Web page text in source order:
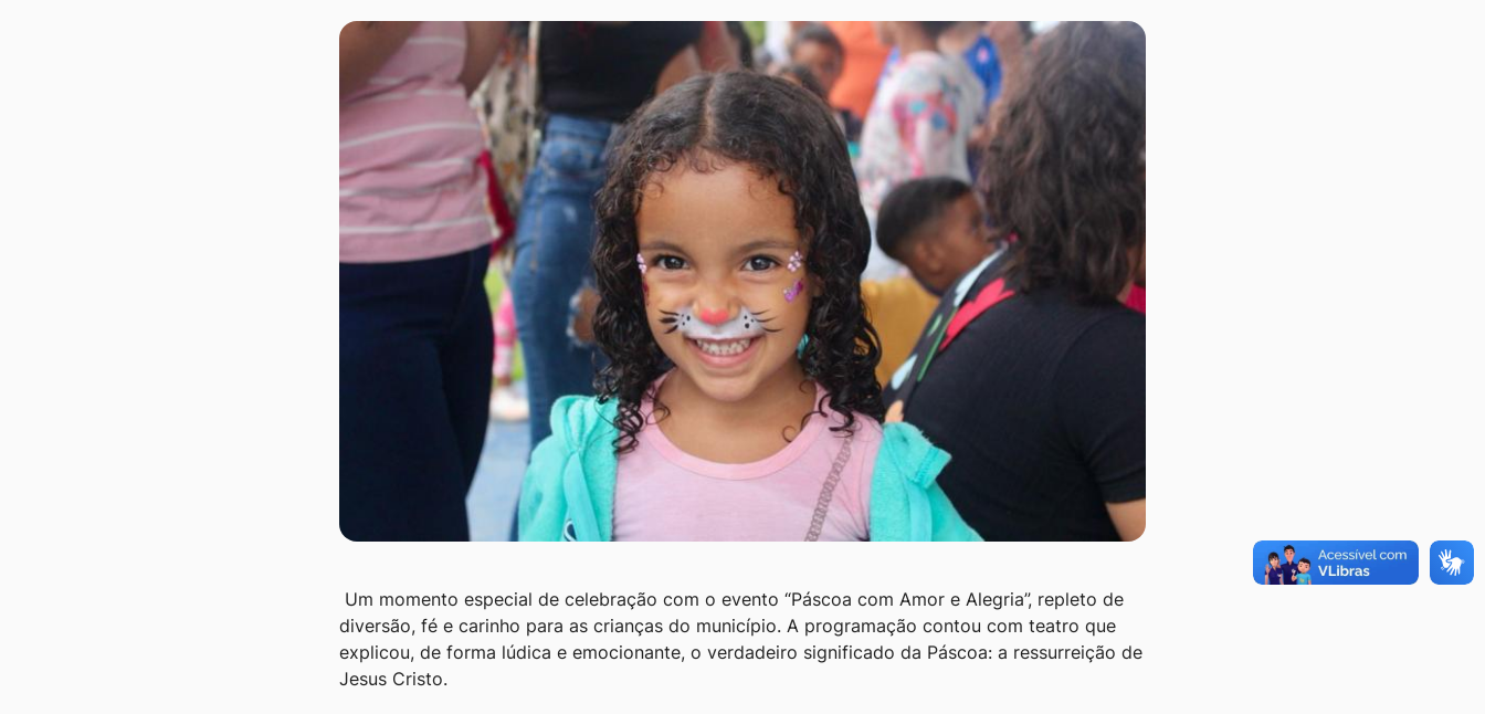
Um momento especial de celebração com o evento “Páscoa com Amor e Alegria”, repleto de
diversão, fé e carinho para as crianças do município. A programação contou com teatro que
explicou, de forma lúdica e emocionante, o verdadeiro significado da Páscoa: a ressurreição de
Jesus Cristo.